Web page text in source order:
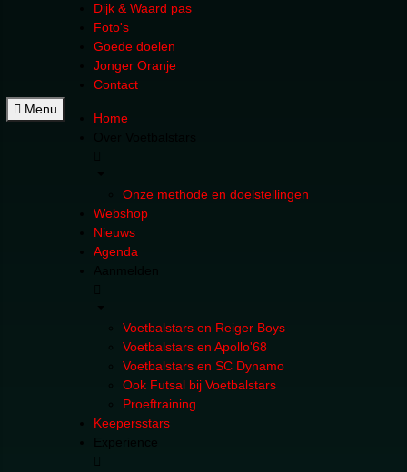
Menu
Dijk & Waard pas
Foto's
Goede doelen
Jonger Oranje
Contact
Home
Onze methode en doelstellingen
Webshop
Nieuws
Agenda
Voetbalstars en Reiger Boys
Voetbalstars en Apollo'68
Voetbalstars en SC Dynamo
Ook Futsal bij Voetbalstars
Proeftraining
Keepersstars